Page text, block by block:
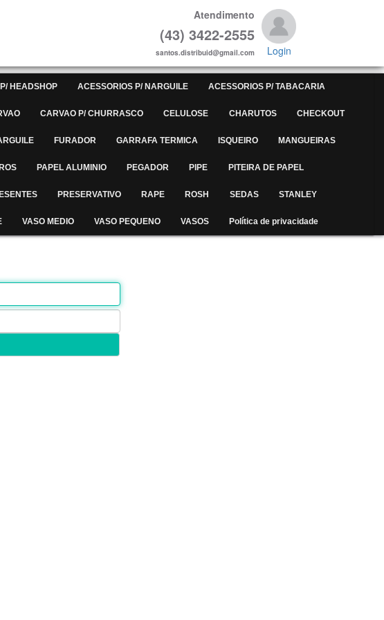
Atendimento
(43) 3422-2555
santos.distribuid@gmail.com Login
HEADSHOP ACESSORIOS P/ NARGUILE ACESSORIOS P/ TABACARIA
CARVAO P/ CHURRASCO CELULOSE CHARUTOS CHECKOUT
FURADOR GARRAFA TERMICA ISQUEIRO MANGUEIRAS
PAPEL ALUMINIO PEGADOR PIPE PITEIRA DE PAPEL
PRESERVATIVO RAPE ROSH SEDAS STANLEY
VASO MEDIO VASO PEQUENO VASOS Política de privacidade